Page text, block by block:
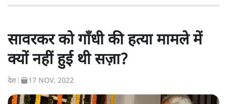
सावरकर को गाँधी की हत्या मामले में
क्यों नहीं हुई थी सज़ा?
देश 17 NOV, 2022